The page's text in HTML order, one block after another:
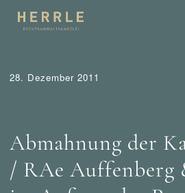
28. Dezember 2011
Abmahnung der
/ RAe Auffenberg